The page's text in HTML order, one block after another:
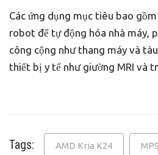
Các ứng dụng mục tiêu bao
robot để tự động hóa nhà máy,
công cộng như thang máy và
thiết bị y tế như giường MRI và
Tags: AMD Kria K24